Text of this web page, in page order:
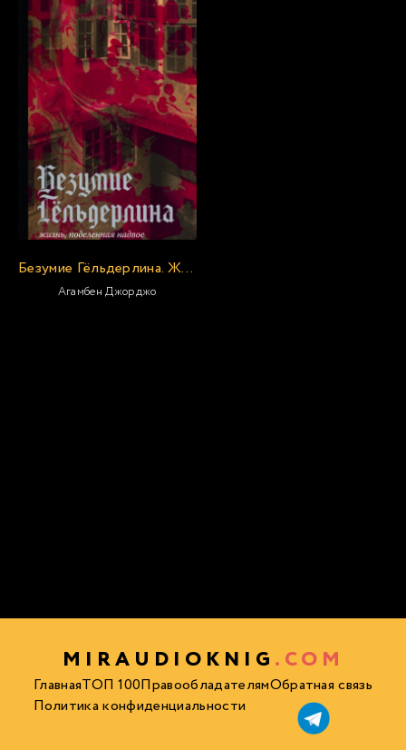
Безумие Гёльдерлина. Жизнь, поделенная надвое
Агамбен Джорджо
MIRAUDIOKNIG .COM
ГлавнаяТОП 100ПравообладателямОбратная связь
Политика конфиденциальности